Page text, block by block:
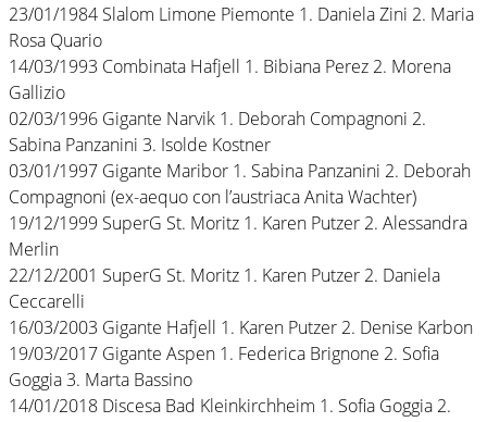
23/01/1984 Slalom Limone Piemonte 1. Daniela Zini 2. Maria
Rosa Quario
14/03/1993 Combinata Hafjell 1. Bibiana Perez 2. Morena
Gallizio
02/03/1996 Gigante Narvik 1. Deborah Compagnoni 2.
Sabina Panzanini 3. Isolde Kostner
03/01/1997 Gigante Maribor 1. Sabina Panzanini 2. Deborah
Compagnoni (ex-aequo con l’austriaca Anita Wachter)
19/12/1999 SuperG St. Moritz 1. Karen Putzer 2. Alessandra
Merlin
22/12/2001 SuperG St. Moritz 1. Karen Putzer 2. Daniela
Ceccarelli
16/03/2003 Gigante Hafjell 1. Karen Putzer 2. Denise Karbon
19/03/2017 Gigante Aspen 1. Federica Brignone 2. Sofia
Goggia 3. Marta Bassino
14/01/2018 Discesa Bad Kleinkirchheim 1. Sofia Goggia 2.